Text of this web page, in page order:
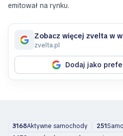
emitował na rynku.
Zobacz więcej zvelta w
zvelta.pl
Dodaj jako
3168Aktywne samochody 251